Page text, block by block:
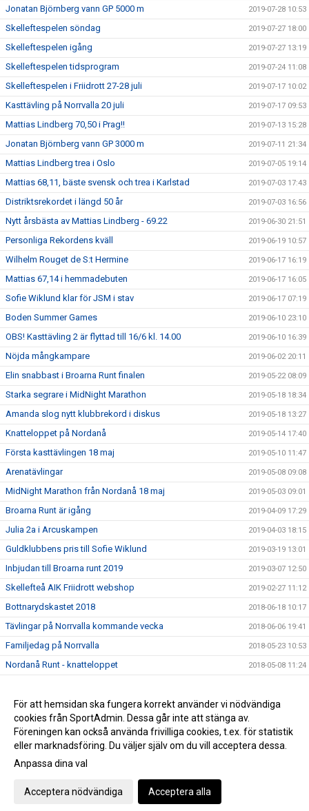
Jonatan Björnberg vann GP 5000 m 2019-07-28 10:53
Skelleftespelen söndag 2019-07-27 18:00
Skelleftespelen igång 2019-07-27 13:19
Skelleftespelen tidsprogram 2019-07-24 11:08
Skelleftespelen i Friidrott 27-28 juli 2019-07-17 10:02
Kasttävling på Norrvalla 20 juli 2019-07-17 09:53
Mattias Lindberg 70,50 i Prag!! 2019-07-13 15:28
Jonatan Björnberg vann GP 3000 m 2019-07-11 21:34
Mattias Lindberg trea i Oslo 2019-07-05 19:14
Mattias 68,11, bäste svensk och trea i Karlstad 2019-07-03 17:43
Distriktsrekordet i längd 50 år 2019-07-03 16:56
Nytt årsbästa av Mattias Lindberg - 69.22 2019-06-30 21:51
Personliga Rekordens kväll 2019-06-19 10:57
Wilhelm Rouget de S:t Hermine 2019-06-17 16:19
Mattias 67,14 i hemmadebuten 2019-06-17 16:05
Sofie Wiklund klar för JSM i stav 2019-06-17 07:19
Boden Summer Games 2019-06-10 23:10
OBS! Kasttävling 2 är flyttad till 16/6 kl. 14.00 2019-06-10 16:39
Nöjda mångkampare 2019-06-02 20:11
Elin snabbast i Broarna Runt finalen 2019-05-22 08:09
Starka segrare i MidNight Marathon 2019-05-18 18:34
Amanda slog nytt klubbrekord i diskus 2019-05-18 13:27
Knatteloppet på Nordanå 2019-05-14 17:40
Första kasttävlingen 18 maj 2019-05-10 11:47
Arenatävlingar 2019-05-08 09:08
MidNight Marathon från Nordanå 18 maj 2019-05-03 09:01
Broarna Runt är igång 2019-04-09 17:29
Julia 2a i Arcuskampen 2019-04-03 18:15
Guldklubbens pris till Sofie Wiklund 2019-03-19 13:01
Inbjudan till Broarna runt 2019 2019-03-07 12:50
Skellefteå AIK Friidrott webshop 2019-02-27 11:12
Bottnarydskastet 2018 2018-06-18 10:17
Tävlingar på Norrvalla kommande vecka 2018-06-06 19:41
Familjedag på Norrvalla 2018-05-23 10:53
Nordanå Runt - knatteloppet 2018-05-08 11:24
Nybörjarträning i vår 2018-02-19 12:00
Årsmöte för SAIK Friidrott 2018-01-25 16:47
Gå till Webbversion
För att hemsidan ska fungera korrekt använder vi nödvändiga
cookies från SportAdmin. Dessa går inte att stänga av.
Föreningen kan också använda frivilliga cookies, t.ex. för statistik
eller marknadsföring. Du väljer själv om du vill acceptera dessa.
Anpassa dina val
Acceptera nödvändiga Acceptera alla